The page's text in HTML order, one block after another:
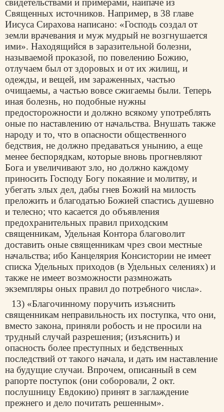
Священных источников. Например, в 38 главе
Иисуса Сирахова написано: «Господь создал от
земли врачевания и муж мудрый не возгнушается
ими». Находящийся в заразительной болезни,
называемой проказой, по повелению Божию,
отлучаем был от здоровых и от их жилищ, и
одежды, и вещей, им зараженных, частью
очищаемы, а частью вовсе сжигаемы были. Теперь
иная болезнь, но подобные нужны
предосторожности и должно всякому употреблять
оные по наставлению от начальства. Внушать также
народу и то, что в опасности общественного
бедствия, не должно предаваться унынию, а еще
менее беспорядкам, которые вновь прогневляют
Бога и увеличивают зло, но должно каждому
приносить Господу Богу покаяние и молитву, и
убегать злых дел, дабы гнев Божий на милость
преложить и благодатью Божией спастись душевно
и телесно; что касается до объявления
предохранительных правил приходским
священникам, Удельная Контора благоволит
доставить оные священникам чрез свои местные
начальства; ибо Канцелярия Консистории не имеет
списка Удельных приходов (в Удельных селениях) и
также не имеет возможности размножать
экземпляры оных правил до потребного числа».
13) «Благочинному поручить изъяснить
священникам неправильность их поступка, что они,
вместо закона, приняли робость и не просили на
трудный случай разрешения; (изъяснить) и
опасность более преступных и бедственных
последствий от такого начала, и дать им наставление
на будущие случаи. Впрочем, описанный в сем
рапорте поступок (они соборовали, 2 окт.
послушницу Евдокию) принят в заглаждение
прежнего и дело почитать решенным».